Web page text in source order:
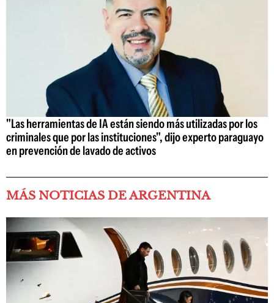
"Las herramientas de IA están siendo más utilizadas por los
criminales que por las instituciones", dijo experto paraguayo
en prevención de lavado de activos
MÁS NOTICIAS DE ARGENTINA